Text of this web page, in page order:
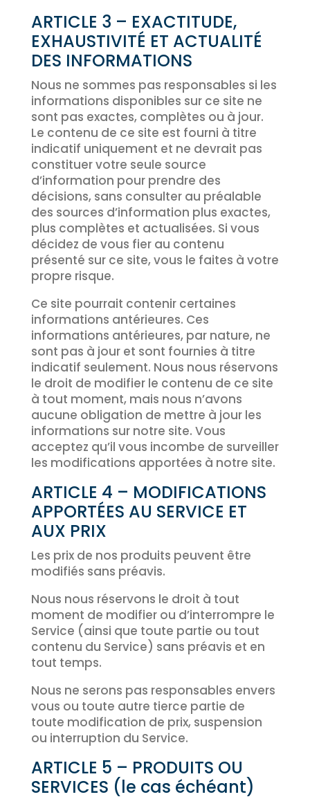
ARTICLE 3 – EXACTITUDE,
EXHAUSTIVITÉ ET ACTUALITÉ
DES INFORMATIONS
Nous ne sommes pas responsables si les
informations disponibles sur ce site ne
sont pas exactes, complètes ou à jour.
Le contenu de ce site est fourni à titre
indicatif uniquement et ne devrait pas
constituer votre seule source
d’information pour prendre des
décisions, sans consulter au préalable
des sources d’information plus exactes,
plus complètes et actualisées. Si vous
décidez de vous fier au contenu
présenté sur ce site, vous le faites à votre
propre risque.
Ce site pourrait contenir certaines
informations antérieures. Ces
informations antérieures, par nature, ne
sont pas à jour et sont fournies à titre
indicatif seulement. Nous nous réservons
le droit de modifier le contenu de ce site
à tout moment, mais nous n’avons
aucune obligation de mettre à jour les
informations sur notre site. Vous
acceptez qu’il vous incombe de surveiller
les modifications apportées à notre site.
ARTICLE 4 – MODIFICATIONS
APPORTÉES AU SERVICE ET
AUX PRIX
Les prix de nos produits peuvent être
modifiés sans préavis.
Nous nous réservons le droit à tout
moment de modifier ou d’interrompre le
Service (ainsi que toute partie ou tout
contenu du Service) sans préavis et en
tout temps.
Nous ne serons pas responsables envers
vous ou toute autre tierce partie de
toute modification de prix, suspension
ou interruption du Service.
ARTICLE 5 – PRODUITS OU
SERVICES (le cas échéant)